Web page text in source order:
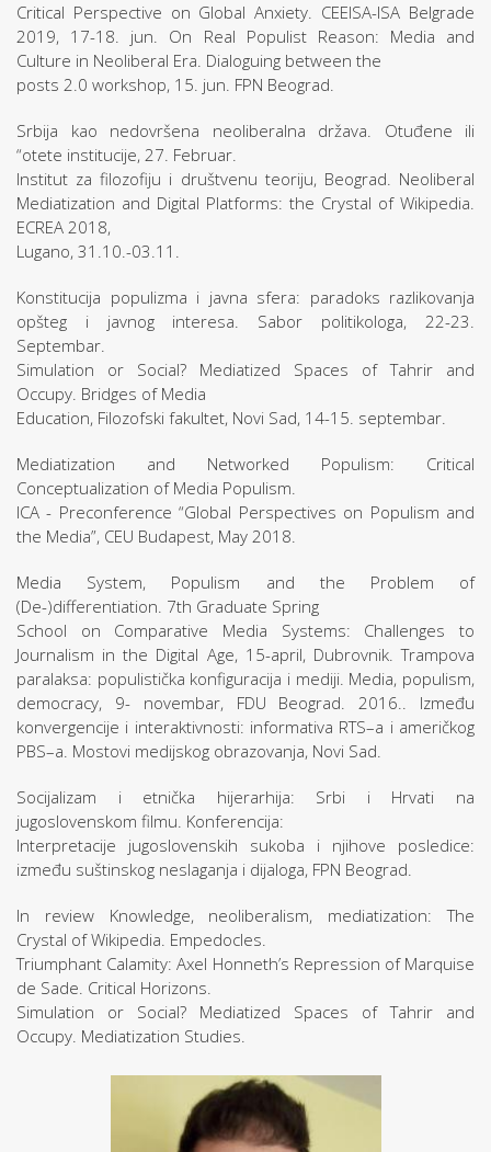
Critical Perspective on Global Anxiety. CEEISA-ISA Belgrade
2019, 17-18. jun. On Real Populist Reason: Media and
Culture in Neoliberal Era. Dialoguing between the
posts 2.0 workshop, 15. jun. FPN Beograd.
Srbija kao nedovršena neoliberalna država. Otuđene ili
“otete institucije, 27. Februar.
Institut za filozofiju i društvenu teoriju, Beograd. Neoliberal
Mediatization and Digital Platforms: the Crystal of Wikipedia.
ECREA 2018,
Lugano, 31.10.-03.11.
Konstitucija populizma i javna sfera: paradoks razlikovanja
opšteg i javnog interesa. Sabor politikologa, 22-23.
Septembar.
Simulation or Social? Mediatized Spaces of Tahrir and
Occupy. Bridges of Media
Education, Filozofski fakultet, Novi Sad, 14-15. septembar.
Mediatization and Networked Populism: Critical
Conceptualization of Media Populism.
ICA - Preconference “Global Perspectives on Populism and
the Media”, CEU Budapest, May 2018.
Media System, Populism and the Problem of
(De-)differentiation. 7th Graduate Spring
School on Comparative Media Systems: Challenges to
Journalism in the Digital Age, 15-april, Dubrovnik. Trampova
paralaksa: populistička konfiguracija i mediji. Media, populism,
democracy, 9- novembar, FDU Beograd. 2016.. Između
konvergencije i interaktivnosti: informativa RTS–a i američkog
PBS–a. Mostovi medijskog obrazovanja, Novi Sad.
Socijalizam i etnička hijerarhija: Srbi i Hrvati na
jugoslovenskom filmu. Konferencija:
Interpretacije jugoslovenskih sukoba i njihove posledice:
između suštinskog neslaganja i dijaloga, FPN Beograd.
In review Knowledge, neoliberalism, mediatization: The
Crystal of Wikipedia. Empedocles.
Triumphant Calamity: Axel Honneth’s Repression of Marquise
de Sade. Critical Horizons.
Simulation or Social? Mediatized Spaces of Tahrir and
Occupy. Mediatization Studies.